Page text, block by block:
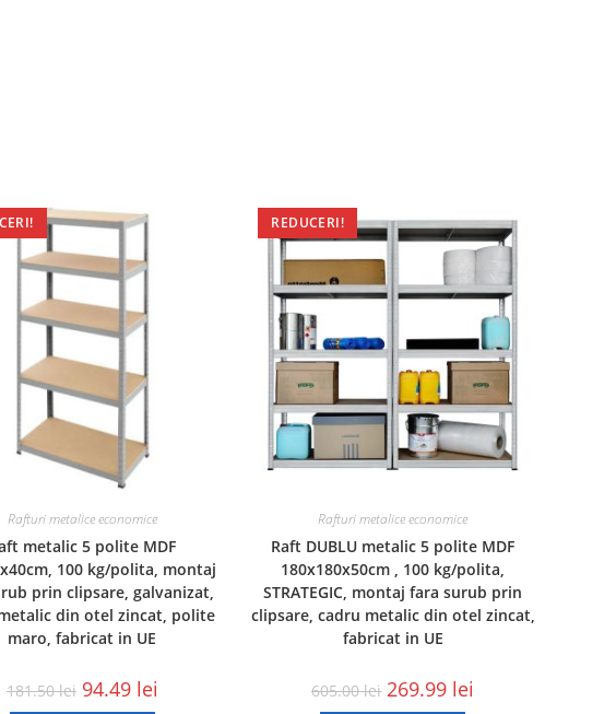
Rafturi metalice economice
metalic 5 polite MDF
100 kg/polita, montaj
prin clipsare, galvanizat,
din otel zincat, polite
maro, fabricat in UE
181.50lei 94.49 lei
REDUCERI!
Rafturi metalice economice
Raft DUBLU metalic 5 polite MDF
180x180x50cm , 100 kg/polita,
STRATEGIC, montaj fara surub prin
clipsare, cadru metalic din otel zincat,
fabricat in UE
605.00lei 269.99 lei